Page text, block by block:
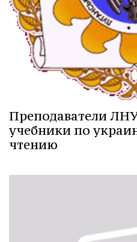
Преподаватели
учебники по
чтению